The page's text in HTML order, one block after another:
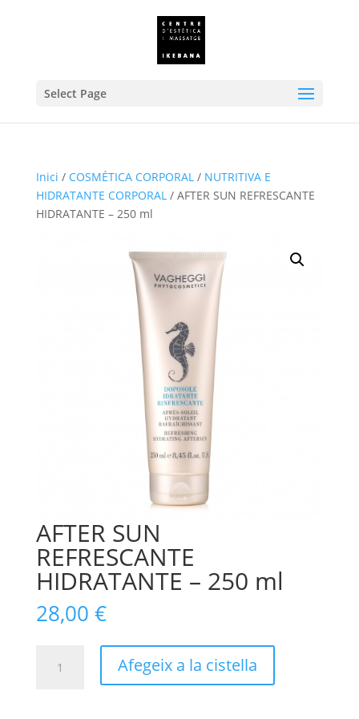
Select Page
Inici / COSMÉTICA CORPORAL/ NUTRITIVA E
HIDRATANTE CORPORAL/ AFTER SUN REFRESCANTE
HIDRATANTE – 250 ml
AFTER SUN
REFRESCANTE
HIDRATANTE – 250 ml
28,00 €
Afegeix a la cistella